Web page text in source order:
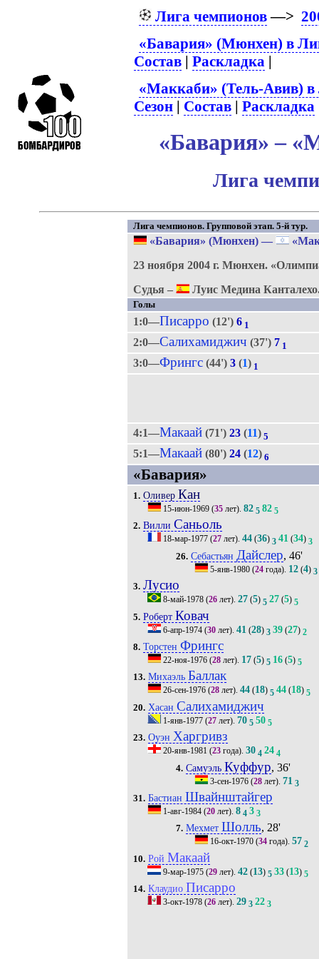
Лига чемпионов—>
«Бавария» (Мюнхен) в
Состав |Раскладка |
«Маккаби» (Тель-Авив) в
Сезон | Состав |Раскладка
«Бавария» –
Лига
Лига чемпионов. Групповой этап. 5-й тур.
«Бавария» (Мюнхен)—
23 ноября 2004 г. Мюнхен.
Судья –
Луис Медина
Голы
1:0—Писарро (12') 6 1
2:0—Салихамиджич (37') 7 1
3:0—Фрингс(44') 3(1) 1
4:1—Макаай(71') 23(11) 5
5:1—Макаай(80') 24(12) 6
«Бавария»
1. Оливер Кан
15-июн-1969(35лет). 82 5 82 5
2. Вилли Саньоль
18-мар-1977(27лет). 44(36) 3 41(34) 3
26. Себастьян Дайслер, 46'
5-янв-1980 (24 года). 12 (4) 3
3. Лусио
8-май-1978(26лет). 27(5) 5 27(5) 5
5. Роберт Ковач
6-апр-1974(30лет). 41 (28) 3 39(27) 2
8. Торстен Фрингс
22-ноя-1976(28лет). 17(5) 5 16(5) 5
13. Михаэль Баллак
26-сен-1976(28лет). 44(18) 5 44(18) 5
20. Хасан Салихамиджич
1-янв-1977(27лет). 70 5 50 5
23. Оуэн Харгривз
20-янв-1981 (23года). 30 4 24 4
4. Самуэль Куффур, 36'
3-сен-1976 (28 лет).71 3
31. Бастиан Швайнштайгер
1-авг-1984(20лет). 8 4 3 3
7. Мехмет Шолль, 28'
16-окт-1970 (34 года).57 2
10. Рой Макаай
9-мар-1975(29лет). 42(13) 5 33(13) 5
14. Клаудио Писарро
3-окт-1978(26лет). 29 3 22 3